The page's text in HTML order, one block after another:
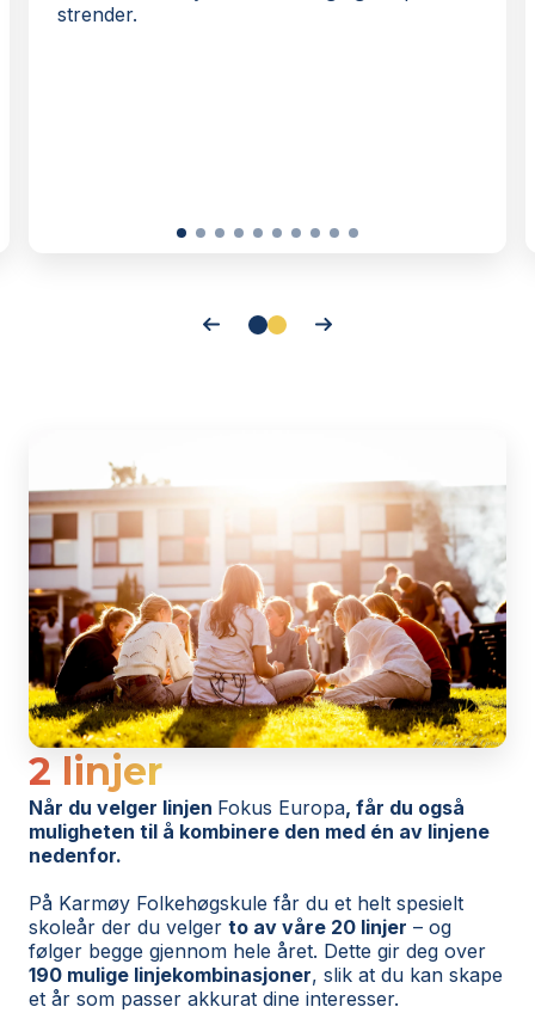
strender.
2 linjer
Når du velger linjen Fokus Europa, får du også
muligheten til å kombinere den med én av linjene
nedenfor.
På Karmøy Folkehøgskule får du et helt spesielt
skoleår der du velger to av våre 20 linjer – og
følger begge gjennom hele året. Dette gir deg over
190 mulige linjekombinasjoner, slik at du kan skape
et år som passer akkurat dine interesser.